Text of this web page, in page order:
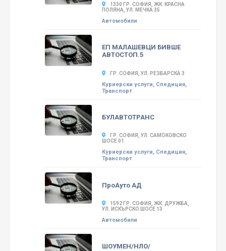
1330 ГР. СОФИЯ, ЖК. КРАСНА
ПОЛЯНА, УЛ. МЕЧКА 35
Автомобили
ЕП МАЛАШЕВЦИ БИВШЕ
АВТОСТОП.5
ГР. СОФИЯ, УЛ. РЕЗБАРСКА 3
Куриерски услуги, Спедиция,
Транспорт
БУЛАВТОТРАНС
ГР. СОФИЯ, УЛ. САМОКОВСКО
ШОСЕ 01
Куриерски услуги, Спедиция,
Транспорт
ПроАуто АД
1592 ГР. СОФИЯ, ЖК. ДРУЖБА,
УЛ. ИСКЪРСКО ШОСЕ 13
Автомобили
ШОУМЕН/НЛО/